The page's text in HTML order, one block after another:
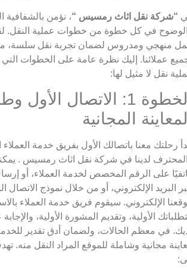
“شركة نقل اثاث رمسيس “، نؤمن بالشفافية
في كل خطوة من خطوات عملية النقل.
منهجي ومدروس لضمان تجربة نقل سلسة،
عملائنا. إليك نظرة عامة على الخطوات التي
نقل لا مثيل لها:
الخطوة 1: الاتصال الأول
المجانية
رحلتك معنا باتصالك الأول بفريق خدمة العملاء
لدينا في شركة نقل اثاث رمسيس .
على الرقم المخصص لخدمة العملاء، أو
البريد الإلكتروني، أو من خلال نموذج الاتصال
الإلكتروني. سيقوم فريق خدمة العملاء
الأولية، وتقديم المشورة الأولية،
في معظم الحالات، ولضمان أدق تقدير
مجانية وشاملة للموقع المراد النقل منه.